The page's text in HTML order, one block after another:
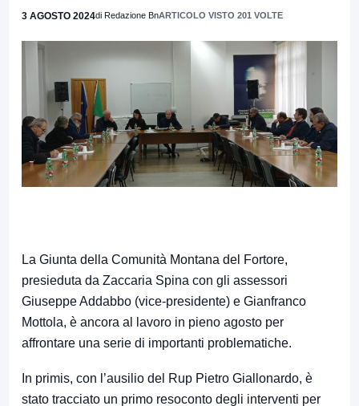
3 AGOSTO 2024di Redazione BnARTICOLO VISTO 201 VOLTE
La Giunta della Comunità Montana del Fortore,
presieduta da Zaccaria Spina con gli assessori
Giuseppe Addabbo (vice-presidente) e Gianfranco
Mottola, è ancora al lavoro in pieno agosto per
affrontare una serie di importanti problematiche.
In primis, con l’ausilio del Rup Pietro Giallonardo, è
stato tracciato un primo resoconto degli interventi per